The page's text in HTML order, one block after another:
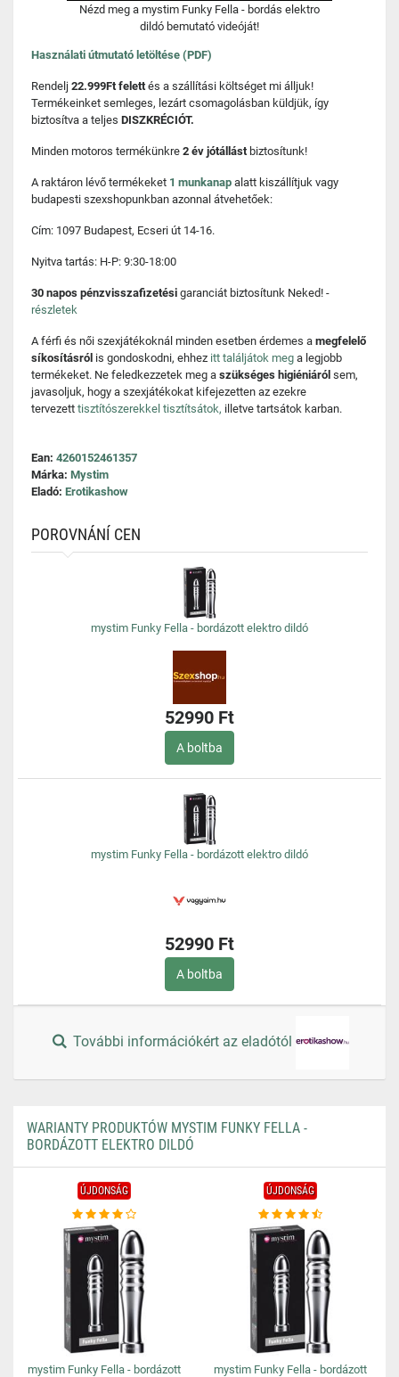
Nézd meg a mystim Funky Fella - bordás elektro
dildó bemutató videóját!
Használati útmutató letöltése (PDF)
Rendelj 22.999Ft felettés a szállítási költséget mi álljuk!
Termékeinket semleges, lezárt csomagolásban küldjük, így
biztosítva a teljes DISZKRÉCIÓT.
Minden motoros termékünkre 2 év jótállást biztosítunk!
A raktáron lévő termékeket 1 munkanap alatt kiszállítjuk vagy
budapesti szexshopunkban azonnal átvehetőek:
Cím: 1097 Budapest, Ecseri út 14-16.
Nyitva tartás: H-P: 9:30-18:00
30 napos pénzvisszafizetési garanciát biztosítunk Neked! -
részletek
A férfi és női szexjátékoknál minden esetben érdemes a megfelelő
síkosításról is gondoskodni, ehhez itt találjátok meg a legjobb
termékeket. Ne feledkezzetek meg a szükséges higiéniáról sem,
javasoljuk, hogy a szexjátékokat kifejezetten az ezekre
tervezett tisztítószerekkel tisztítsátok, illetve tartsátok karban.
Ean: 4260152461357
Márka: Mystim
Eladó: Erotikashow
POROVNÁNÍ CEN
mystim Funky Fella - bordázott elektro dildó
52990 Ft
A boltba
mystim Funky Fella - bordázott elektro dildó
52990 Ft
A boltba
További információkért az eladótól
WARIANTY PRODUKTÓW MYSTIM FUNKY FELLA -
BORDÁZOTT ELEKTRO DILDÓ
ÚJDONSÁG
mystim Funky Fella - bordázott
ÚJDONSÁG
mystim Funky Fella - bordázott